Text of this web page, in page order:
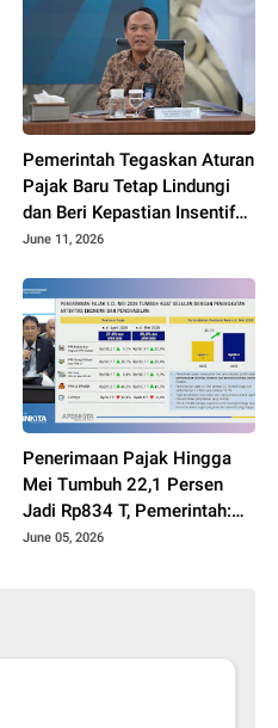
Pemerintah Tegaskan Aturan
Pajak Baru Tetap Lindungi
dan Beri Kepastian Insentif
UMKM
June 11, 2026
Penerimaan Pajak Hingga
Mei Tumbuh 22,1 Persen
Jadi Rp834 T, Pemerintah:
Bukti Perbaikan Ekonomi di
June 05, 2026